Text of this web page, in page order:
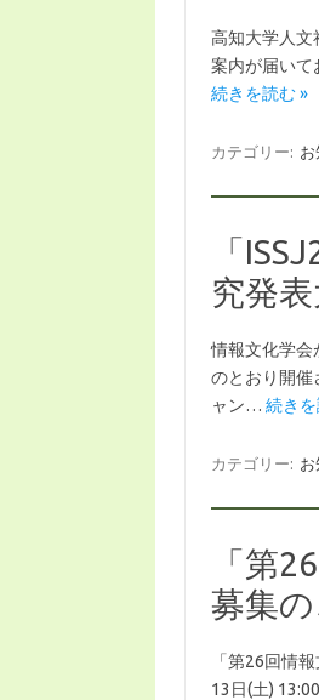
高知大学人文
案内が届い
続きを読む »
カテゴリー: お
「
究発
情報文化学会
のとおり開催
ャン… 続き
カテゴリー: お
「第
募集
「第26回情
13日(土)